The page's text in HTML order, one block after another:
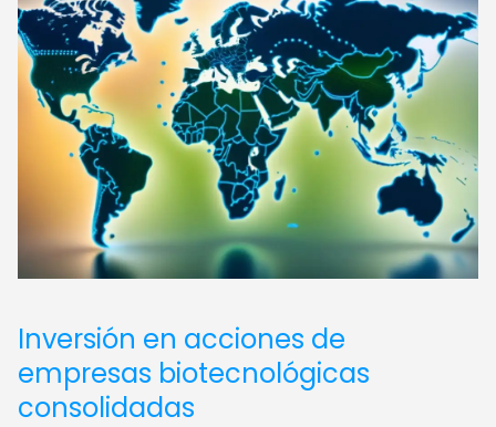
Inversión en acciones de
empresas biotecnológicas
consolidadas